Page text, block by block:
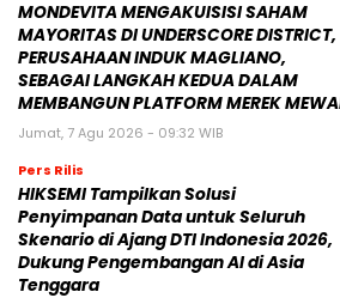
MONDEVITA MENGAKUISISI SAHAM
MAYORITAS DI UNDERSCORE DISTRICT,
PERUSAHAAN INDUK MAGLIANO,
SEBAGAI LANGKAH KEDUA DALAM
MEMBANGUN PLATFORM MEREK
Jumat, 7 Agu 2026 - 09:32 WIB
Pers Rilis
HIKSEMI Tampilkan Solusi
Penyimpanan Data untuk Seluruh
Skenario di Ajang DTI Indonesia 2026,
Dukung Pengembangan AI di Asia
Tenggara